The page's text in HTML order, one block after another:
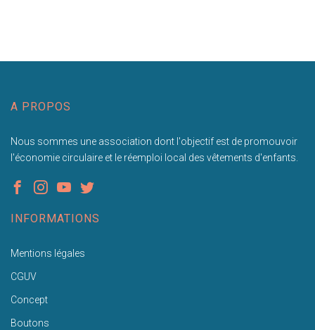
A PROPOS
Nous sommes une association dont l'objectif est de promouvoir
l'économie circulaire et le réemploi local des vêtements d'enfants.
INFORMATIONS
Mentions légales
CGUV
Concept
Boutons